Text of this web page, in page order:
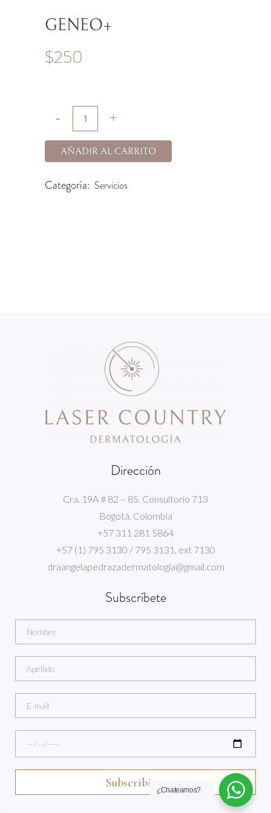
GENEO+
$250
AÑADIR AL CARRITO
Categoría: Servicios
Dirección
Cra. 19A # 82 – 85. Consultorio 713
Bogotá. Colombia
+57 311 281 5864
+57 (1) 795 3130 / 795 3131, ext 7130
draangelapedrazadermatologia@gmail.com
Subscríbete
¿Chateamos?